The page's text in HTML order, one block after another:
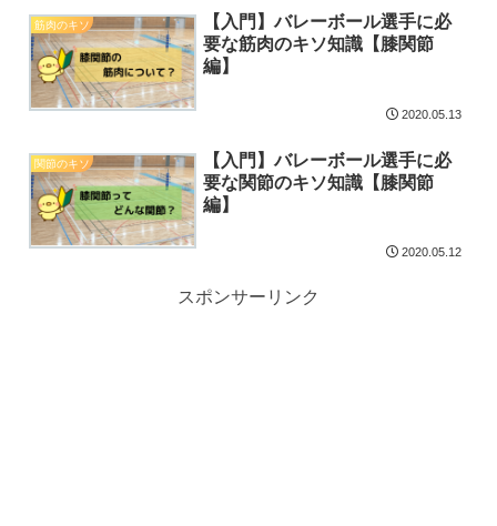
筋肉のキソ
【入門】バレーボール選手に必
要な筋肉のキソ知識【膝関節
編】
2020.05.13
関節のキソ
【入門】バレーボール選手に必
要な関節のキソ知識【膝関節
編】
2020.05.12
スポンサーリンク